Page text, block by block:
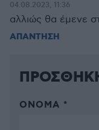
04.08.2023, 11:36
αλλιώς θα έμενε
ΑΠΑΝΤΗΣΗ
ΌΝΟΜΑ *